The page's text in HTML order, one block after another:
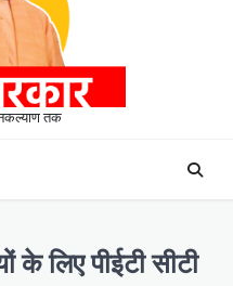
तक
के लिए पीईटी सीटी